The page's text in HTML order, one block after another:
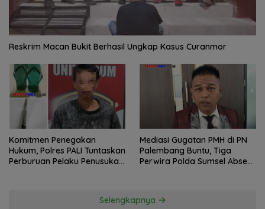
Reskrim Macan Bukit Berhasil Ungkap Kasus Curanmor
Komitmen Penegakan
Hukum, Polres PALI Tuntaskan
Perburuan Pelaku Penusukan
Mediasi Gugatan PMH di PN
Palembang Buntu, Tiga
Perwira Polda Sumsel Absen,
Selengkapnya